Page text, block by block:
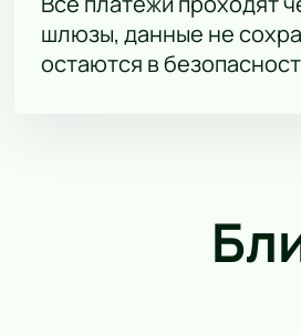
шлюзы, данные не
остаются в